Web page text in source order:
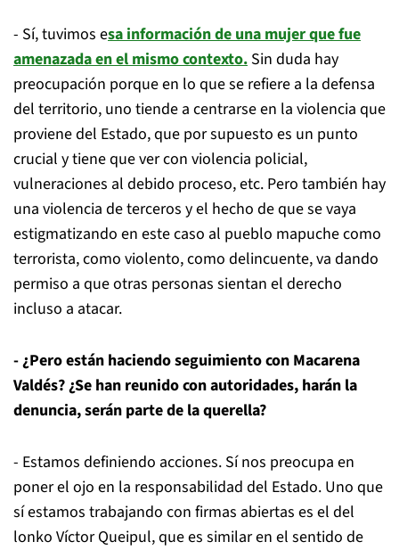
- Sí, tuvimos esa información de una mujer que fue
amenazada en el mismo contexto. Sin duda hay
preocupación porque en lo que se refiere a la defensa
del territorio, uno tiende a centrarse en la violencia que
proviene del Estado, que por supuesto es un punto
crucial y tiene que ver con violencia policial,
vulneraciones al debido proceso, etc. Pero también hay
una violencia de terceros y el hecho de que se vaya
estigmatizando en este caso al pueblo mapuche como
terrorista, como violento, como delincuente, va dando
permiso a que otras personas sientan el derecho
incluso a atacar.
- ¿Pero están haciendo seguimiento con Macarena
Valdés? ¿Se han reunido con autoridades, harán la
denuncia, serán parte de la querella?
- Estamos definiendo acciones. Sí nos preocupa en
poner el ojo en la responsabilidad del Estado. Uno que
sí estamos trabajando con firmas abiertas es el del
lonko Víctor Queipul, que es similar en el sentido de